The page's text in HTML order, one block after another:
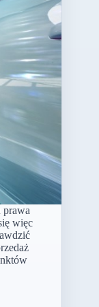
więc